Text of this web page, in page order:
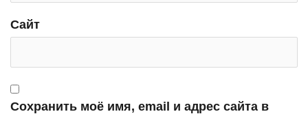
Сайт
Сохранить моё имя, email и адрес сайта в